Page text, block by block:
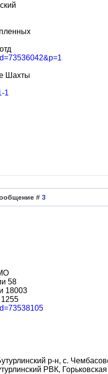
Шахты
1
# 3
58
18003
р-н, с.
РВК,